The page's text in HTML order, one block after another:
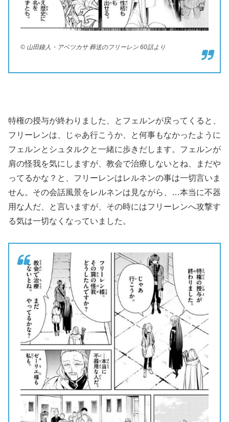
© 山田鐘人・アベツカサ 葬送のフリーレン 60話より
特権の授与が終わりました、とフェルンが戻ってくると、
フリーレンは、じゃあ行こうか、と何事もなかったように
フェルンとシュタルクと一緒に歩きだします。フェルンが
肩の怪我を気にしますが、教会で治療しないとね、まだや
ってるかな？と、フリーレンはレルネンの事は一切言いま
せん。その会話風景をレルネンは見ながら、…本当に不器
用な人だ、と言いますが、その時にはフリーレンへ攻撃す
る気は一切なくなっていました。